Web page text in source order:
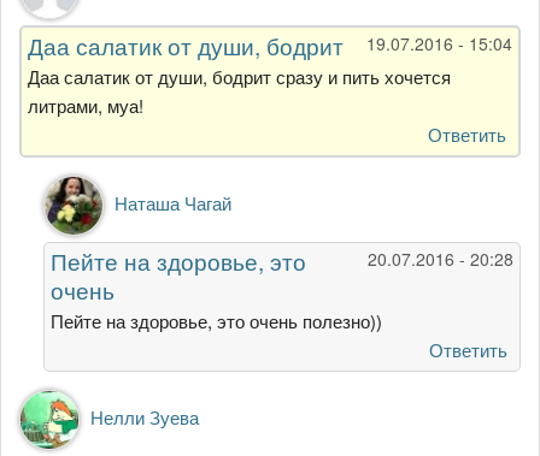
19.07.2016 - 15:04
Даа салатик от души, бодрит
Даа салатик от души, бодрит сразу и пить хочется
литрами, муа!
Ответить
Ответ
на
Даа
салатик
от
души,
от
Нася
Наташа Чагай
20.07.2016 - 20:28
Пейте на здоровье, это
очень
Пейте на здоровье, это очень полезно))
Ответить
Нелли Зуева